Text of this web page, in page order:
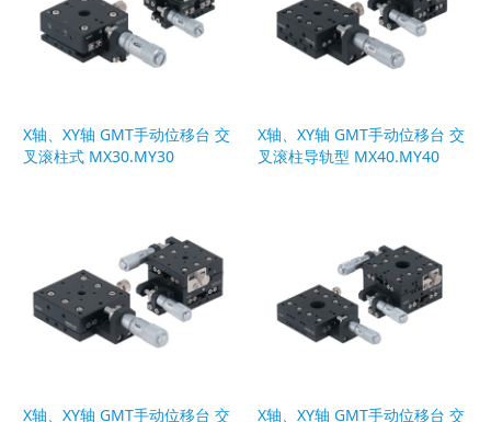
X轴、XY轴 GMT手动位移台 交
叉滚柱式 MX30.MY30
X轴、XY轴 GMT手动位移台 交
叉滚柱导轨型 MX40.MY40
X轴、XY轴 GMT手动位移台 交
X轴、XY轴 GMT手动位移台 交